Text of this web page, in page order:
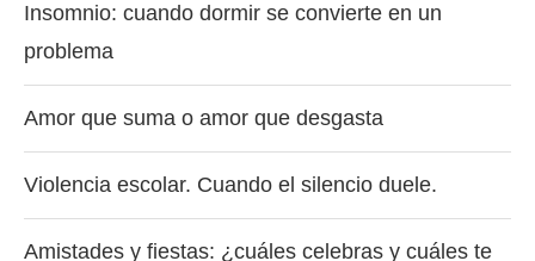
Insomnio: cuando dormir se convierte en un
problema
Amor que suma o amor que desgasta
Violencia escolar. Cuando el silencio duele.
Amistades y fiestas: ¿cuáles celebras y cuáles te